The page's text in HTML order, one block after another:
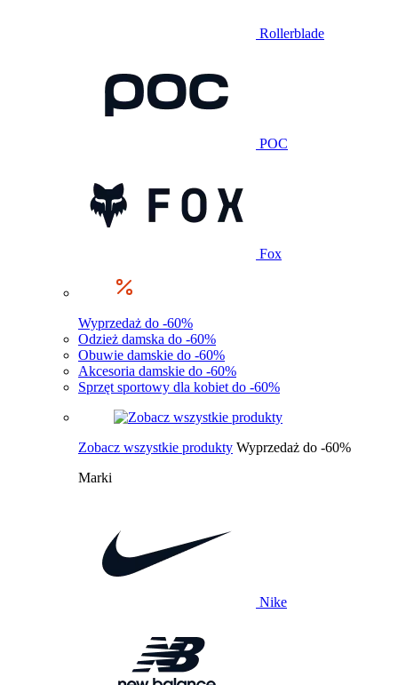
Rollerblade
POC
Fox
Wyprzedaż do -60%
Odzież damska do -60%
Obuwie damskie do -60%
Akcesoria damskie do -60%
Sprzęt sportowy dla kobiet do -60%
Zobacz wszystkie produkty Wyprzedaż do -60%
Marki
Nike